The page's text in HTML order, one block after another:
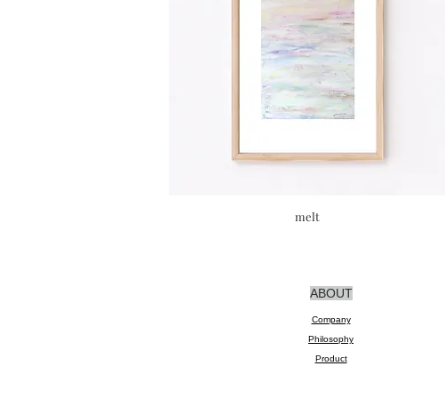
Quick View
melt
ABOUT
Company
​Philosophy
Product